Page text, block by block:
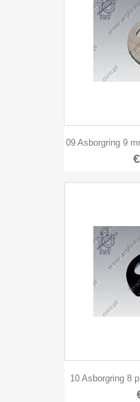
09 Asborgring 9
10 Asborgring 8